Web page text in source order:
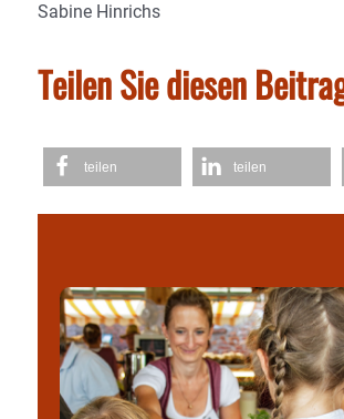
Sabine Hinrichs
Teilen Sie diesen
teilen teilen